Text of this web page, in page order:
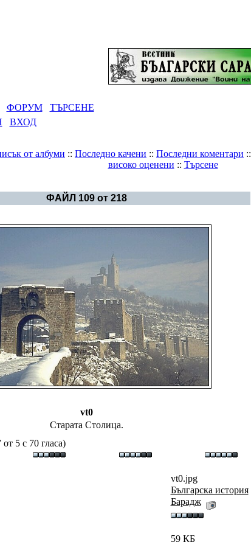
ФОРУМ
ТЪРСЕНЕ
ВХОД
от албуми :: Последно качени :: Последни коментари ::
високо оценени :: Търсене
ФАЙЛ 109 от 218
vt0
Старата Столица.
5 с 70 гласа)
vt0.jpg
Българска история
Барадж
59 КБ